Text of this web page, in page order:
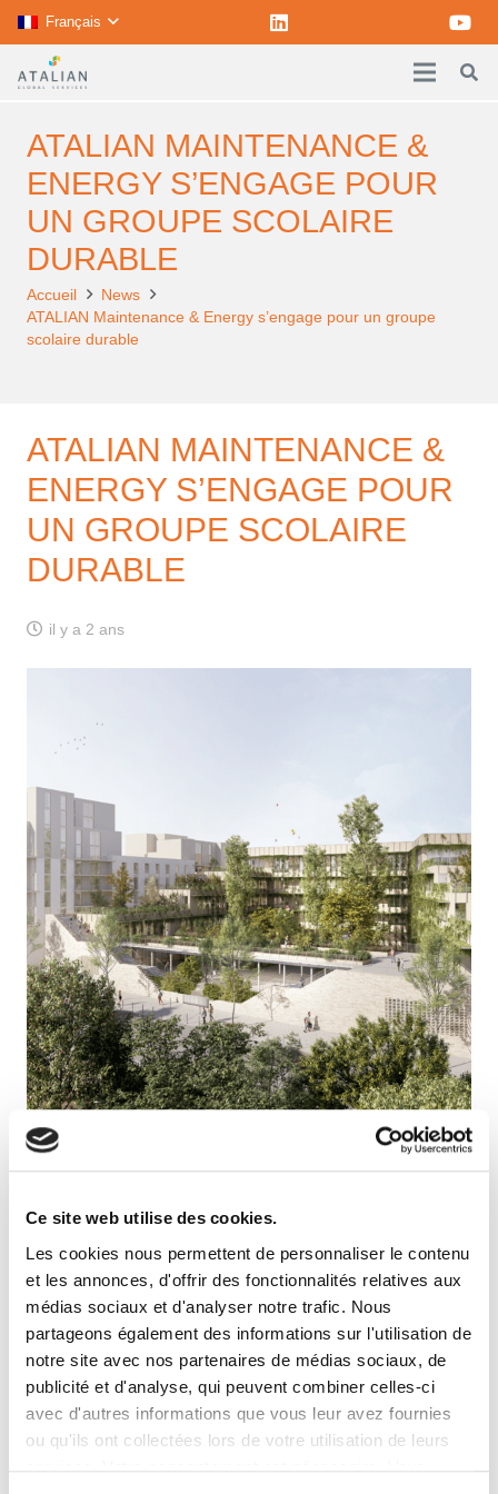
Ce site web utilise des cookies.
Les cookies nous permettent de personnaliser le contenu
et les annonces, d'offrir des fonctionnalités relatives aux
médias sociaux et d'analyser notre trafic. Nous
partageons également des informations sur l'utilisation de
notre site avec nos partenaires de médias sociaux, de
publicité et d'analyse, qui peuvent combiner celles-ci
avec d'autres informations que vous leur avez fournies
ou qu'ils ont collectées lors de votre utilisation de leurs
Français
ATALIAN MAINTENANCE &
ENERGY S’ENGAGE POUR
UN GROUPE SCOLAIRE
DURABLE
Accueil
News
ATALIAN Maintenance & Energy s’engage pour un groupe
scolaire durable
ATALIAN MAINTENANCE &
ENERGY S’ENGAGE POUR
UN GROUPE SCOLAIRE
DURABLE
il y a 2 ans
Dans le cadre de la construction d’un nouveau
groupe scolaire à Colombes dans les Hauts-de-
d’avoir été choisi pour jouer un rôle clé
son ouverture prévue en septembre 2025,
gestion de la maintenance
garantissant la performance énergétiquedu
complexe.
Avec une attention particulière portée à la
durabilité, l’infrastructure intègre notamment des
capteurs de CO2 et d’humidité pour
suivre la
performance énergétique et anticiper les